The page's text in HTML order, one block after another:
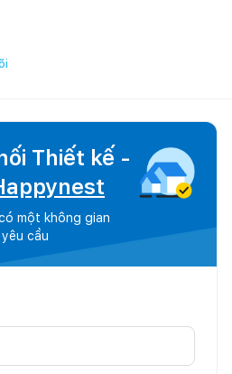
Thiết kế -
một không gian
cầu